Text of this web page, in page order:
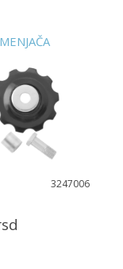
3247006